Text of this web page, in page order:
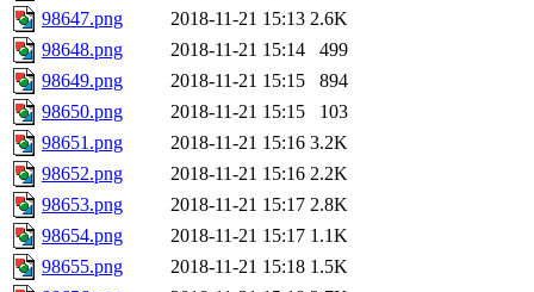
98647.png
2018-11-21 15:13 2.6K
98648.png
2018-11-21 15:14
499
98649.png
2018-11-21 15:15
894
98650.png
2018-11-21 15:15
103
98651.png
2018-11-21 15:16 3.2K
98652.png
2018-11-21 15:16 2.2K
98653.png
2018-11-21 15:17 2.8K
98654.png
2018-11-21 15:17 1.1K
98655.png
2018-11-21 15:18 1.5K